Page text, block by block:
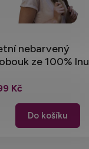
nebarvený
ze 100% lnu
Kč
Do košíku